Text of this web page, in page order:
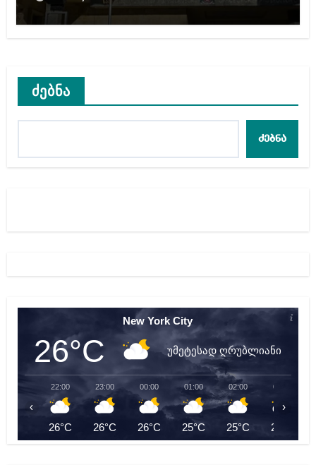
ითვალისწინებს
ძებნა
ძებნა
New York City
26°C უმეტესად ღრუბლიანი
22:00
26°C
23:00
26°C
00:00
26°C
01:00
25°C
02:00
25°C
03:00
25°C
‹ ›